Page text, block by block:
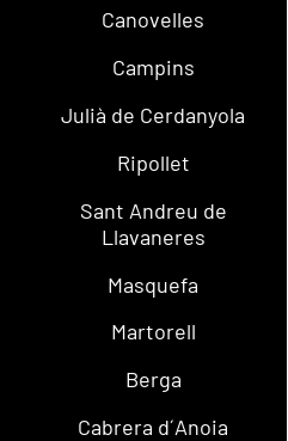
Canovelles
Campins
Julià de Cerdanyola
Ripollet
Sant Andreu de
Llavaneres
Masquefa
Martorell
Berga
Cabrera d´Anoia